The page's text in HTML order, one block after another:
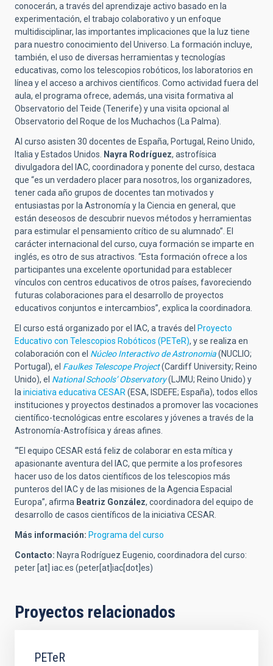
conocerán, a través del aprendizaje activo basado en la
experimentación, el trabajo colaborativo y un enfoque
multidisciplinar, las importantes implicaciones que la luz tiene
para nuestro conocimiento del Universo. La formación incluye,
también, el uso de diversas herramientas y tecnologías
educativas, como los telescopios robóticos, los laboratorios en
línea y el acceso a archivos científicos. Como actividad fuera del
aula, el programa ofrece, además, una visita formativa al
Observatorio del Teide (Tenerife) y una visita opcional al
Observatorio del Roque de los Muchachos (La Palma).
Al curso asisten 30 docentes de España, Portugal, Reino Unido,
Italia y Estados Unidos.
Nayra Rodríguez, astrofísica
divulgadora del IAC, coordinadora y ponente del curso, destaca
que “es un verdadero placer para nosotros, los organizadores,
tener cada año grupos de docentes tan motivados y
entusiastas por la Astronomía y la Ciencia en general, que
están deseosos de descubrir nuevos métodos y herramientas
para estimular el pensamiento crítico de su alumnado”. El
carácter internacional del curso, cuya formación se imparte en
inglés, es otro de sus atractivos. “Esta formación ofrece a los
participantes una excelente oportunidad para establecer
vínculos con centros educativos de otros países, favoreciendo
futuras colaboraciones para el desarrollo de proyectos
educativos conjuntos e intercambios”, explica la coordinadora.
El curso está organizado por el IAC, a través del Proyecto
Educativo con Telescopios Robóticos (PETeR), y se realiza en
colaboración con el Núcleo Interactivo de Astronomia(NUCLIO;
Portugal), el Faulkes Telescope Project(Cardiff University; Reino
Unido), el National Schools’ Observatory(LJMU; Reino Unido) y
la iniciativa educativa CESAR (ESA, ISDEFE; España), todos ellos
instituciones y proyectos destinados a promover las vocaciones
científico-tecnológicas entre escolares y jóvenes a través de la
Astronomía-Astrofísica y áreas afines.
“'El equipo CESAR está feliz de colaborar en esta mítica y
apasionante aventura del IAC, que permite a los profesores
hacer uso de los datos científicos de los telescopios más
punteros del IAC y de las misiones de la Agencia Espacial
Europa”, afirma Beatriz González, coordinadora del equipo de
desarrollo de casos científicos de la iniciativa CESAR.
Más información: Programa del curso
Contacto: Nayra Rodríguez Eugenio, coordinadora del curso:
peter [at] iac.es (peter[at]iac[dot]es)
Proyectos relacionados
PETeR